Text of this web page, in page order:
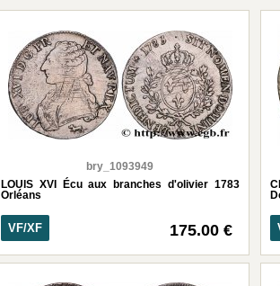
bry_1093949
LOUIS XVI Écu aux branches d'olivier 1783
Orléans
VF/XF 175.00 €